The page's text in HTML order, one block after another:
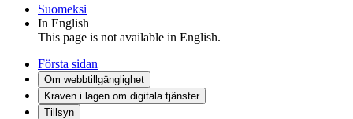
Suomeksi
In English
This page is not available in English.
Första sidan
Om webbtillgänglighet
Kraven i lagen om digitala tjänster
Tillsyn